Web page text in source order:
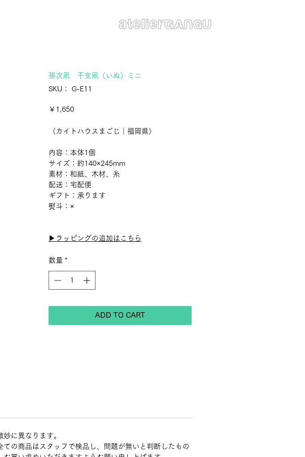
孫次凧 干支凧（いぬ）ミニ
SKU： G-E11
￥1,650価
〈カイトハウスまごじ｜福岡県〉
内容：本体1個
サイズ：約140×245mm
素材：和紙、木材、糸
配送：宅配便
ギフト：承ります
熨斗：×
▶︎ラッピングの追加はこちら
数量 *
ADD TO CART
に異なります。
の商品はスタッフで検品し、問題が無いと判断したもの